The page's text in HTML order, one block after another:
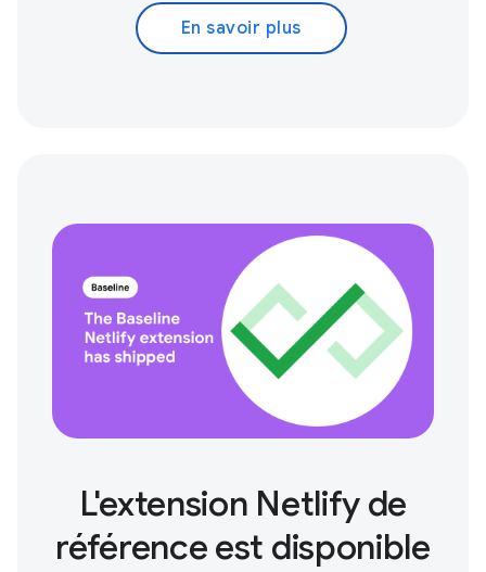
En savoir plus
L'extension Netlify de
référence est disponible